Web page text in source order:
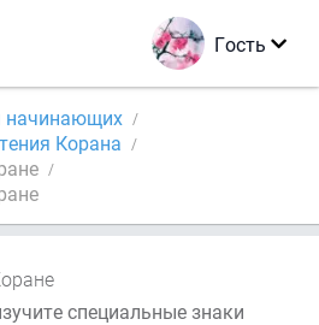
Гость
начинающих
Корана
специальные знаки